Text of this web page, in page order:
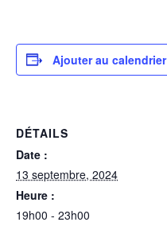
Ajouter au calendrier
DÉTAILS
Date :
13 septembre, 2024
Heure :
19h00 - 23h00